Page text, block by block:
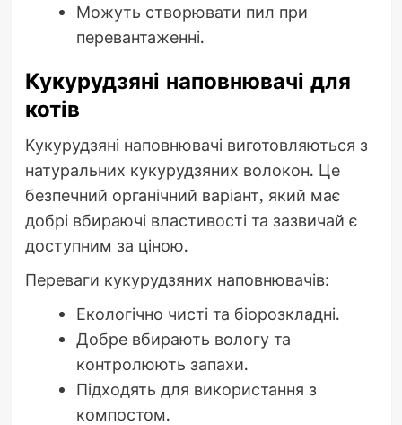
Можуть створювати пил при
перевантаженні.
Кукурудзяні наповнювачі для
котів
Кукурудзяні наповнювачі виготовляються з
натуральних кукурудзяних волокон. Це
безпечний органічний варіант, який має
добрі вбираючі властивості та зазвичай є
доступним за ціною.
Переваги кукурудзяних наповнювачів:
Екологічно чисті та біорозкладні.
Добре вбирають вологу та
контролюють запахи.
Підходять для використання з
компостом.